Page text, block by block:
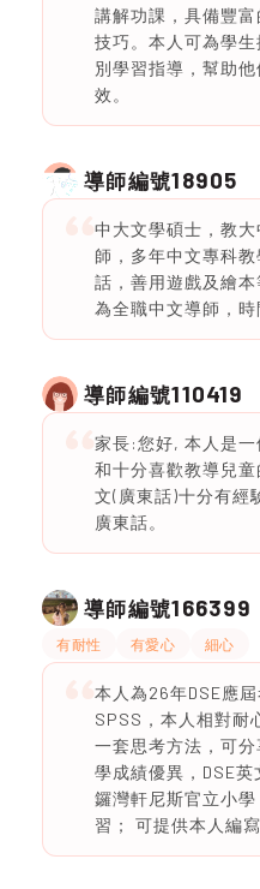
講解功課，具備豐
技巧。本人可為學
別學習指導，幫助
效。
導師編號18905
中大文學碩士，教
師，多年中文專科
話，善用遊戲及繪
為全職中文導師，時
導師編號110419
家長:您好, 本人是
和十分喜歡教導兒
文(廣東話)十分有經
廣東話。
導師編號166399
有耐性 有愛心 細心
本人為26年DSE應
SPSS，本人相對耐
一套思考方法，可
學成績優異，DSE
鑼灣軒尼斯官立小
習； 可提供本人編